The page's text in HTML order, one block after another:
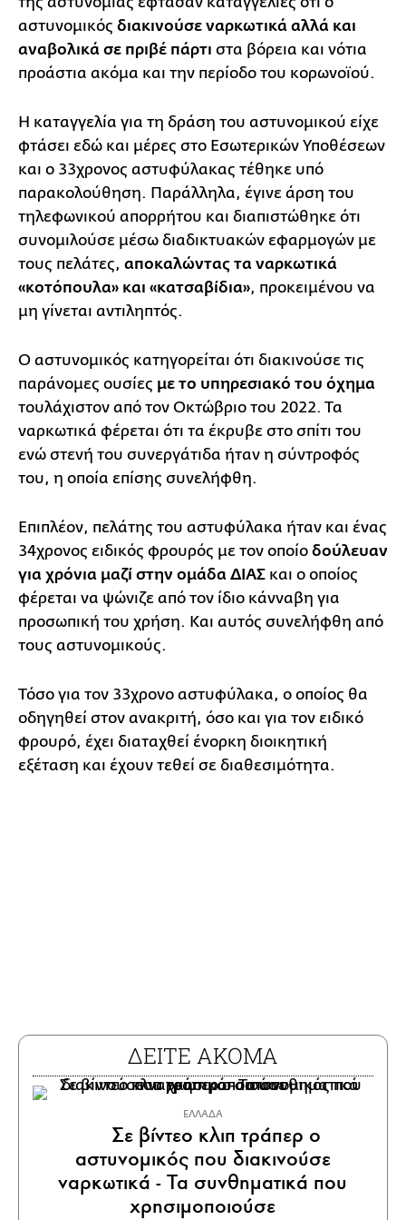
αστυνομικός διακινούσε ναρκωτικά αλλά και
αναβολικά σε πριβέ πάρτι στα βόρεια και νότια
προάστια ακόμα και την περίοδο του κορωνοϊού.
Η καταγγελία για τη δράση του αστυνομικού είχε
φτάσει εδώ και μέρες στο Εσωτερικών Υποθέσεων
και ο 33χρονος αστυφύλακας τέθηκε υπό
παρακολούθηση. Παράλληλα, έγινε άρση του
τηλεφωνικού απορρήτου και διαπιστώθηκε ότι
συνομιλούσε μέσω διαδικτυακών εφαρμογών με
τους πελάτες, αποκαλώντας τα ναρκωτικά
«κοτόπουλα» και «κατσαβίδια», προκειμένου να
μη γίνεται αντιληπτός.
Ο αστυνομικός κατηγορείται ότι διακινούσε τις
παράνομες ουσίες με το υπηρεσιακό του όχημα
τουλάχιστον από τον Οκτώβριο του 2022. Τα
ναρκωτικά φέρεται ότι τα έκρυβε στο σπίτι του
ενώ στενή του συνεργάτιδα ήταν η σύντροφός
του, η οποία επίσης συνελήφθη.
Επιπλέον, πελάτης του αστυφύλακα ήταν και ένας
34χρονος ειδικός φρουρός με τον οποίο δούλευαν
για χρόνια μαζί στην ομάδα ΔΙΑΣ και ο οποίος
φέρεται να ψώνιζε από τον ίδιο κάνναβη για
προσωπική του χρήση. Και αυτός συνελήφθη από
τους αστυνομικούς.
Τόσο για τον 33χρονο αστυφύλακα, ο οποίος θα
οδηγηθεί στον ανακριτή, όσο και για τον ειδικό
φρουρό, έχει διαταχθεί ένορκη διοικητική
εξέταση και έχουν τεθεί σε διαθεσιμότητα.
ΔΕΙΤΕ ΑΚΟΜΑ
ΕΛΛΑΔΑ
Σε βίντεο κλιπ τράπερ ο
αστυνομικός που διακινούσε
ναρκωτικά - Τα συνθηματικά που
χρησιμοποιούσε